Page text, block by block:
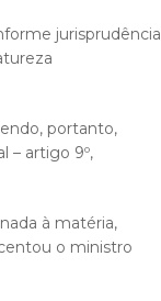
jurisprudência
portanto,
– artigo 9º,
à matéria,
o ministro